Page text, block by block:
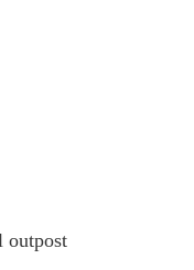
outpost